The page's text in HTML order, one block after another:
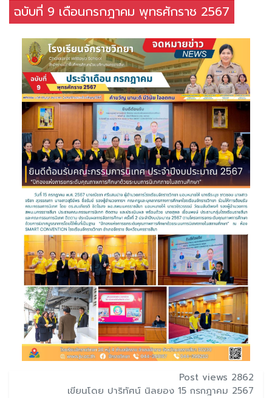
ฉบับที่ 9 เดือนกรกฎาคม พุทธศักราช 2567
Post views 2862
เขียนโดย ปาริทัศน์ นิลยอง 15 กรกฎาคม 2567